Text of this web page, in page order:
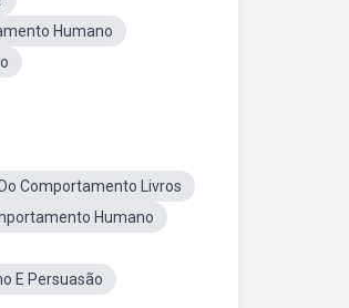
Humano
Comportamento Livros
Humano
E Persuasão